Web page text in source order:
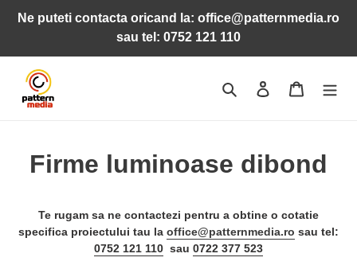
Ne puteti contacta oricand la: office@patternmedia.ro
sau tel: 0752 121 110
Caută Conectează-te
Coș
Firme luminoase dibond
Te rugam sa ne contactezi pentru a obtine o cotatie
specifica proiectului tau la office@patternmedia.ro sau tel:
0752 121 110 sau 0722 377 523